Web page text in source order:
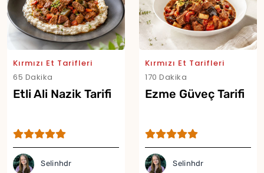
Kırmızı Et Tarifleri
65 Dakika
Etli Ali Nazik Tarifi
Selinhdr
Kırmızı Et Tarifleri
170 Dakika
Ezme Güveç Tarifi
Selinhdr